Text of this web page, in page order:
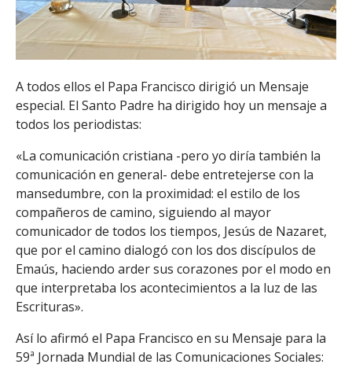
A todos ellos el Papa Francisco dirigió un Mensaje
especial. El Santo Padre ha dirigido hoy un mensaje a
todos los periodistas:
«La comunicación cristiana -pero yo diría también la
comunicación en general- debe entretejerse con la
mansedumbre, con la proximidad: el estilo de los
compañeros de camino, siguiendo al mayor
comunicador de todos los tiempos, Jesús de Nazaret,
que por el camino dialogó con los dos discípulos de
Emaús, haciendo arder sus corazones por el modo en
que interpretaba los acontecimientos a la luz de las
Escrituras».
Así lo afirmó el Papa Francisco en su Mensaje para la
59ª Jornada Mundial de las Comunicaciones Sociales: